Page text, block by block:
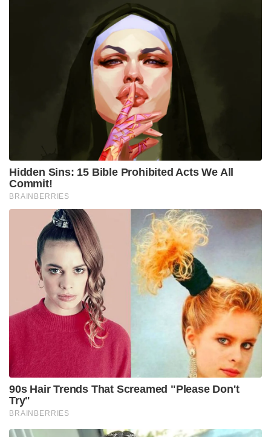
Hidden Sins: 15 Bible Prohibited Acts We All
Commit!
BRAINBERRIES
90s Hair Trends That Screamed "Please Don't
Try"
BRAINBERRIES